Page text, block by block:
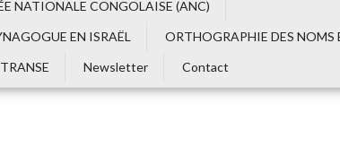
NATIONALE CONGOLAISE (ANC)
EN ISRAËL
ORTHOGRAPHIE DES NOMS
Newsletter Contact